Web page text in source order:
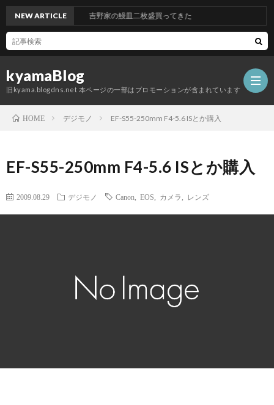
kyamaBlog
旧kyama.blogdns.net 本ページの一部はプロモーションが含まれています
NEW ARTICLE 吉野家の鰻皿二枚盛買ってきた
HOME デジモノ EF-S55-250mm F4-5.6 ISとか購入
EF-S55-250mm F4-5.6 ISとか購入
2009.08.29 デジモノ Canon EOS カメラ レンズ